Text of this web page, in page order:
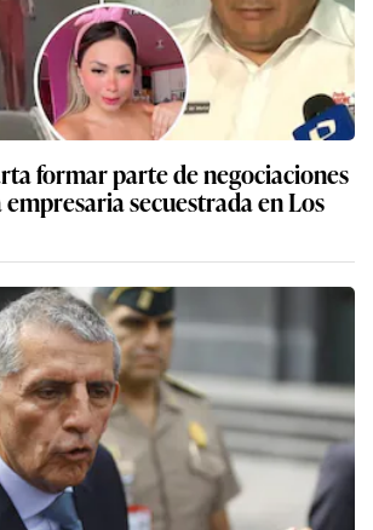
formar parte de negociaciones
secuestrada en Los